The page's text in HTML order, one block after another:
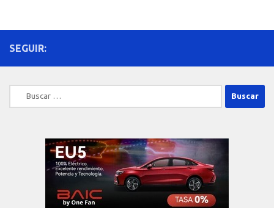
SEGUIR:
Buscar: